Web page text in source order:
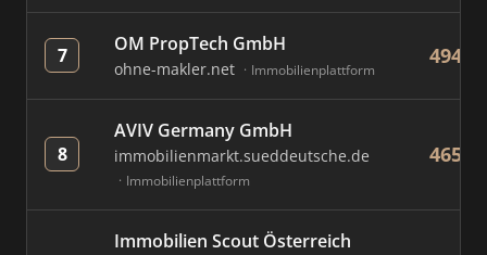
7 OM PropTech GmbH
ohne-makler.net Immobilienplattform
494
8
AVIV Germany GmbH
immobilienmarkt.sueddeutsche.de
Immobilienplattform
465
Immobilien Scout Österreich